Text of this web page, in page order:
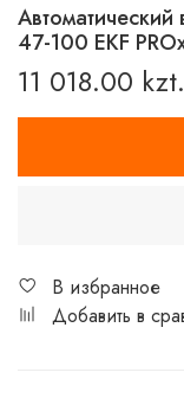
47-100 EKF
11 018.00 kzt.
В избранное
Добавить в